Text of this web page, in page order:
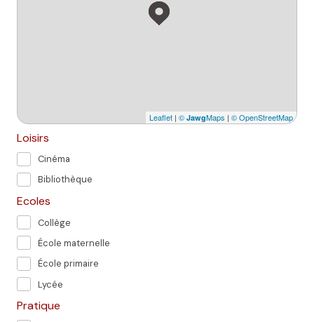
Leaflet | © JawgMaps | © OpenStreetMap
Loisirs
Cinéma
Bibliothèque
Ecoles
Collège
École maternelle
École primaire
Lycée
Pratique